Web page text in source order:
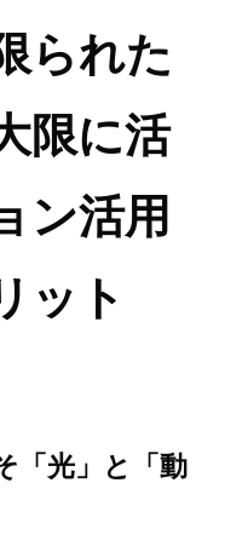
られた
限に活
ン活用
ット
「光」と「動